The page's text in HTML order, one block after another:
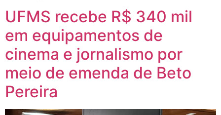
UFMS recebe R$ 340 mil
em equipamentos de
cinema e jornalismo por
meio de emenda de Beto
Pereira